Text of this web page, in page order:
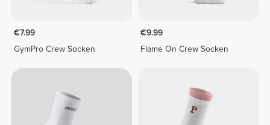
€7.99
GymPro Crew Socken
€9.99
Flame On Crew Socken